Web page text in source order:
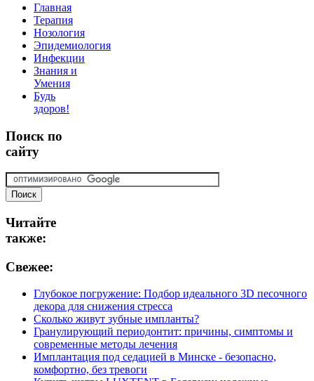
Главная
Терапия
Нозология
Эпидемиология
Инфекции
Знания и
Умения
Будь
здоров!
Поиск по
сайту
Читайте
также:
Свежее:
Глубокое погружение: Подбор идеального 3D песочного
декора для снижения стресса
Сколько живут зубные импланты?
Гранулирующий периодонтит: причины, симптомы и
современные методы лечения
Имплантация под седацией в Минске - безопасно,
комфортно, без тревоги